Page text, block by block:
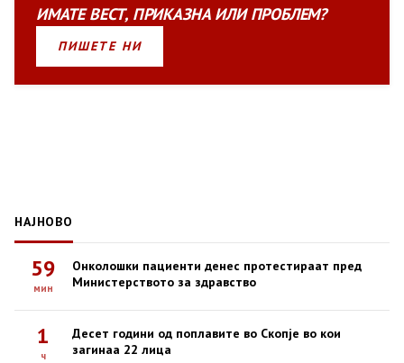
ИМАТЕВЕСТ, ПРИКАЗНАИЛИПРОБЛЕМ?
ПИШЕТЕ НИ
НАЈНОВО
59
мин
Онколошки пациенти денес протестираат пред
Министерството за здравство
1
ч
Десет години од поплавите во Скопје во кои
загинаа 22 лица